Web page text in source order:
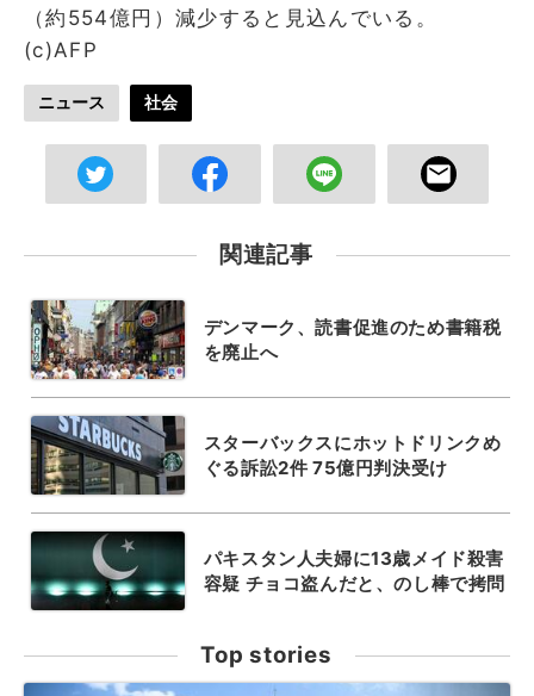
（約554億円）減少すると見込んでいる。
(c)AFP
ニュース 社会
関連記事
デンマーク、読書促進のため書籍税
を廃止へ
スターバックスにホットドリンクめ
ぐる訴訟2件 75億円判決受け
パキスタン人夫婦に13歳メイド殺害
容疑 チョコ盗んだと、のし棒で拷問
Top stories